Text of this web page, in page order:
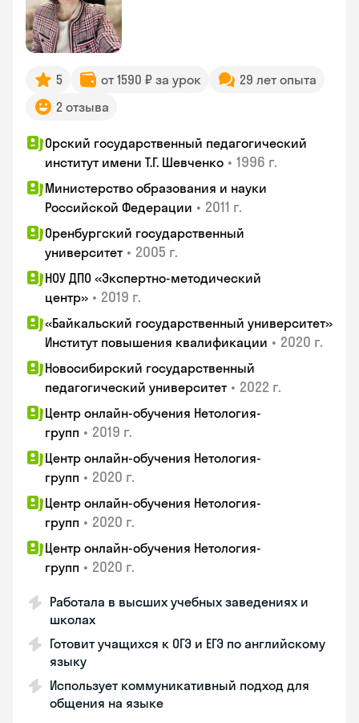
5 от 1590 ₽ за урок
29 лет опыта
2 отзыва
Орский государственный педагогический
институт имени Т.Г. Шевченко • 1996 г.
Министерство образования и науки
Российской Федерации • 2011 г.
Оренбургский государственный
университет • 2005 г.
НОУ ДПО «Экспертно-методический
центр» • 2019 г.
«Байкальский государственный университет»
Институт повышения квалификации • 2020 г.
Новосибирский государственный
педагогический университет • 2022 г.
Центр онлайн-обучения Нетология-
групп • 2019 г.
Центр онлайн-обучения Нетология-
групп • 2020 г.
Центр онлайн-обучения Нетология-
групп • 2020 г.
Центр онлайн-обучения Нетология-
групп • 2020 г.
Работала в высших учебных заведениях и
школах
Готовит учащихся к ОГЭ и ЕГЭ по английскому
языку
Использует коммуникативный подход для
общения на языке